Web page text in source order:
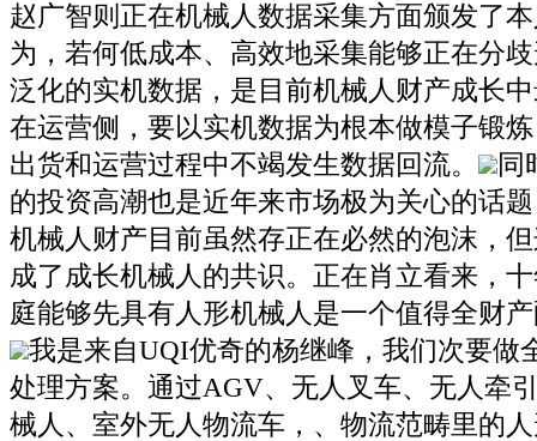
赵广智则正在机械人数据采集方面颁发了
为，若何低成本、高效地采集能够正在分
泛化的实机数据，是目前机械人财产成长
在运营侧，要以实机数据为根本做模子锻
出货和运营过程中不竭发生数据回流。
同
的投资高潮也是近年来市场极为关心的话
机械人财产目前虽然存正在必然的泡沫，
成了成长机械人的共识。正在肖立看来，
庭能够先具有人形机械人是一个值得全财
我是来自UQI优奇的杨继峰，我们次要做
处理方案。通过AGV、无人叉车、无人牵
械人、室外无人物流车，、物流范畴里的